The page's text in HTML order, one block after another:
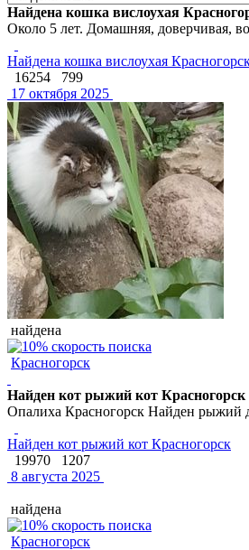
Найдена кошка вислоухая
Около 5 лет. Домашняя, доверчивая,
Найдена кошка вислоухая
16254
799
17 октября 2025
найдена
Красногорск
Найден кот рыжий кот Красногорск
Опалиха Красногорск Найден рыжий
Найден кот рыжий кот Красногорск
19970
1207
8 августа 2025
найдена
Красногорск